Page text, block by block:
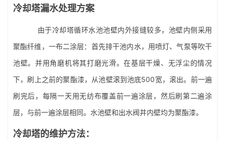
冷却塔漏水处理方案
由于冷却塔循环水池池壁内外接缝较多，池壁内侧采用
聚酯纤维，一布二涂层：首先排干池内水，用喷灯、气泵等吹干
池壁。并用角磨机将其打磨光滑。在基层干燥、无浮尘的情况
下，刷上之前的聚酯漆，从池壁滚到池底500宽，滚出。前一遍
刷完后，每隔一天用无纺布覆盖前一遍涂层，然后刷第二遍涂
层，与前一遍涂层相同。水池壁和出水阀井内壁均为聚酯漆。
冷却塔的维护方法：